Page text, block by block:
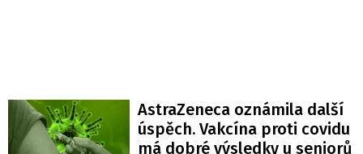
AstraZeneca oznámila další
úspěch. Vakcína proti covidu
má dobré výsledky u seniorů